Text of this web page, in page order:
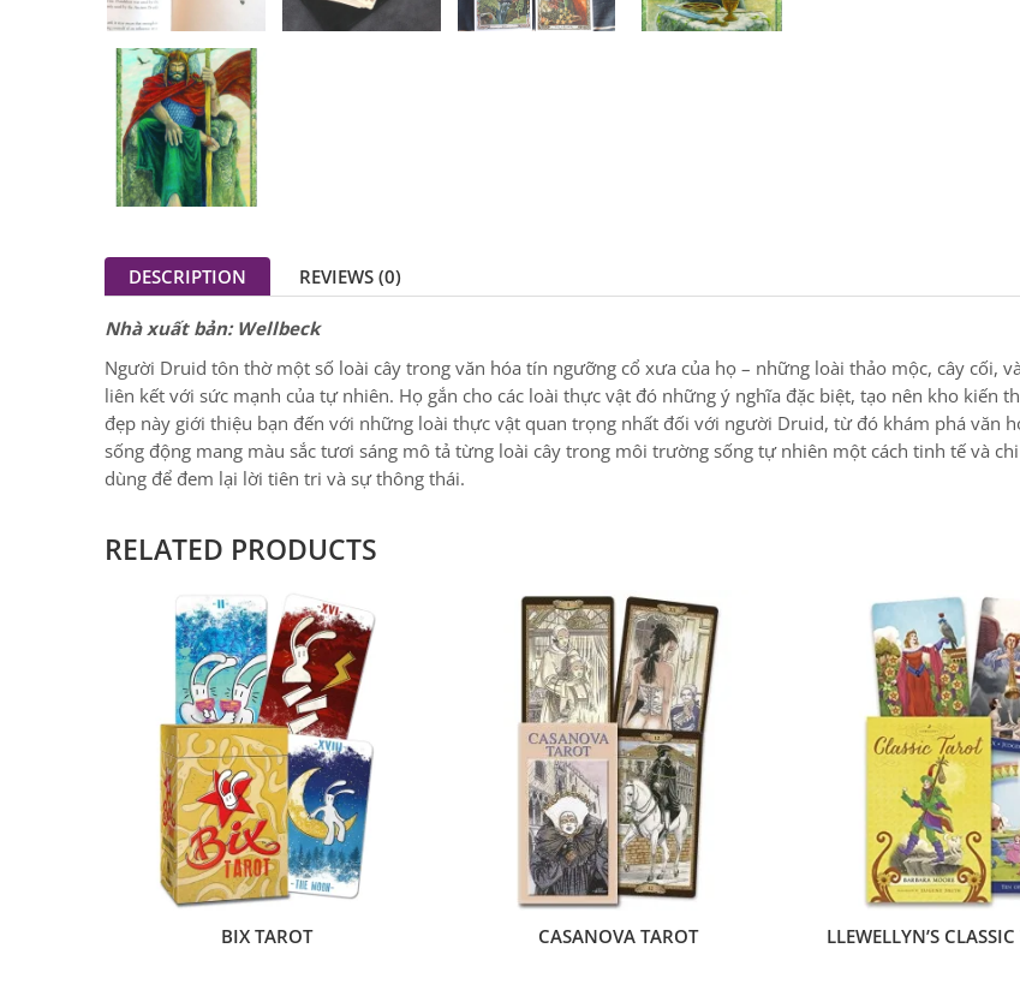
DESCRIPTION REVIEWS (0)
Nhà xuất bản: Wellbeck
Người Druid tôn thờ một số loài cây trong văn hóa tín ngưỡng cổ xưa của họ – những loài thảo mộc, cây cối,
liên kết với sức mạnh của tự nhiên. Họ gắn cho các loài thực vật đó những ý nghĩa đặc biệt, tạo nên kho kiến
đẹp này giới thiệu bạn đến với những loài thực vật quan trọng nhất đối với người Druid, từ đó khám phá văn
sống động mang màu sắc tươi sáng mô tả từng loài cây trong môi trường sống tự nhiên một cách tinh tế và
dùng để đem lại lời tiên tri và sự thông thái.
RELATED PRODUCTS
BIX TAROT CASANOVA TAROT LLEWELLYN’S